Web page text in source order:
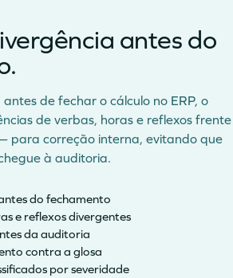
antes do
de fechar o cálculo no ERP, o
de verbas, horas e reflexos frente
para correção interna, evitando que
à auditoria.
do fechamento
e reflexos divergentes
da auditoria
contra a glosa
por severidade